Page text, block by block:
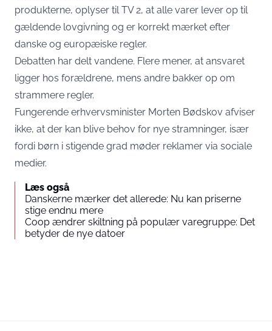
produkterne, oplyser til TV 2, at alle varer lever op til
gældende lovgivning og er korrekt mærket efter
danske og europæiske regler.
Debatten har delt vandene. Flere mener, at ansvaret
ligger hos forældrene, mens andre bakker op om
strammere regler.
Fungerende erhvervsminister Morten Bødskov afviser
ikke, at der kan blive behov for nye stramninger, især
fordi børn i stigende grad møder reklamer via sociale
medier.
Læs også
Danskerne mærker det allerede: Nu kan priserne
stige endnu mere
Coop ændrer skiltning på populær varegruppe: Det
betyder de nye datoer